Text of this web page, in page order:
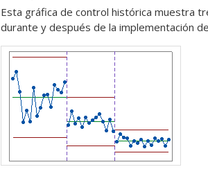
Esta gráfica de control histórica muestra
durante y después de la implementación